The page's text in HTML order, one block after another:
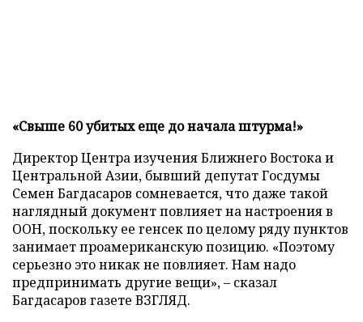
«Свыше 60 убитых еще до начала штурма!»
Директор Центра изучения Ближнего Востока и
Центральной Азии, бывший депутат Госдумы
Семен Багдасаров сомневается, что даже такой
наглядный документ повлияет на настроения в
ООН, поскольку ее генсек по целому ряду пунктов
занимает проамериканскую позицию. «Поэтому
серьезно это никак не повлияет. Нам надо
предпринимать другие вещи», – сказал
Багдасаров газете ВЗГЛЯД.